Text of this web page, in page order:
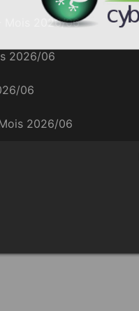
Mois 2026/06
2026/06
06
2026/06